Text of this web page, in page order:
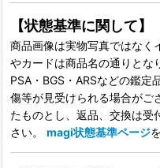
【状態基準に関して】
商品画像は実物写真ではなく
やカードは商品名の通りとな
PSA・BGS・ARSなどの鑑定
傷等が見受けられる場合がご
たものとし、返品、交換は受
さい。 magi状態基準ページ